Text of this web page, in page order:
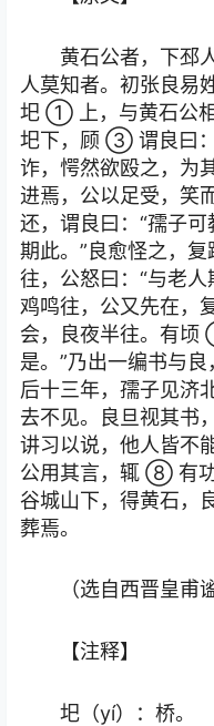
黄石公者，下邳
人莫知者。初张良易
圯 ① 上，与黄石公
圯下，顾 ③ 谓良曰
诈，愕然欲殴之，为
进焉，公以足受，
还，谓良曰：“孺子
期此。”良愈怪之，复
往，公怒曰：“与老
鸡鸣往，公又先在，
会，良夜半往。有顷
是。”乃出一编书与良
后十三年，孺子见济
去不见。良旦视其书
讲习以说，他人皆不
公用其言，辄 ⑧ 有
谷城山下，得黄石，
葬焉。
（选自西晋皇甫
【注释】
圯（yí）：桥。